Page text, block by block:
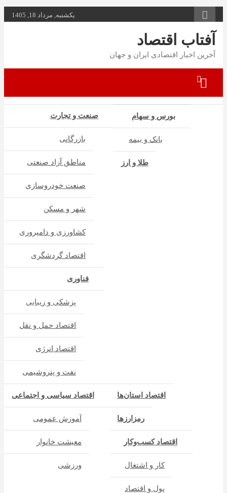
محتوا
بروید
یکشنبه, مرداد 18, 1405
آفتاب اقتصاد
آخرین اخبار اقتصادی ایران و جهان
صنعت و تجارت
بازرگانی
مناطق آزاد صنعتی
صنعت خودروسازی
شهر و مسکن
کشاورزی و دامپروری
اقتصاد گردشگری
بورس و سهام
بانک و بیمه
طلا و ارز
فناوری
پزشکی و زیبایی
اقتصاد حمل و نقل
اقتصاد انرژی
نفت و پتروشیمی
اقتصاد سیاسی و اجتماعی
آموزش عمومی
معیشت خانوار
ورزشی
اقتصاد استان‌ها
رمزارزها
اقتصاد کسب‌و‌کار
کار و اشتغال
پول و اقتصاد